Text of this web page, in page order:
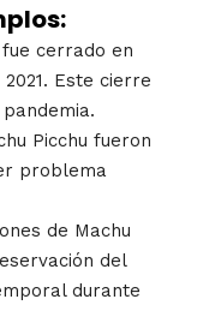
fue cerrado en
Este cierre
Picchu fueron
problema
de Machu
del
durante